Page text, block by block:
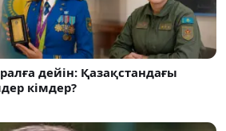
дейін: Қазақстандағы
кімдер?